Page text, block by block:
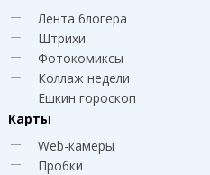
Лента блогера
Штрихи
Фотокомиксы
Коллаж недели
Ешкин гороскоп
Карты
Web-камеры
Пробки